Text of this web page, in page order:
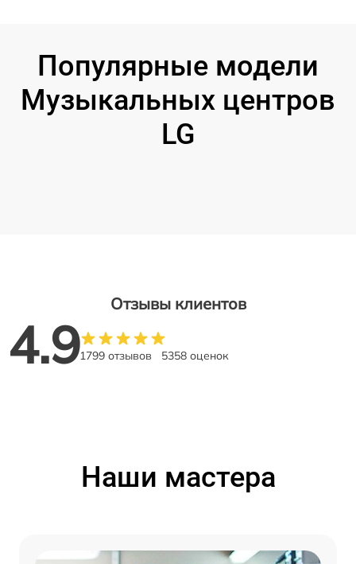
Популярные модели
Музыкальных центров
LG
Отзывы клиентов
4.91799 отзывов 5358 оценок
Наши мастера